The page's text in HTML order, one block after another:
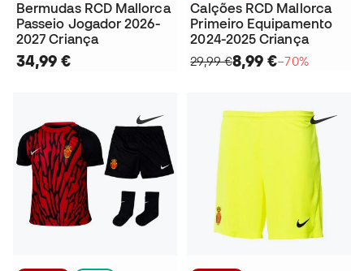
Bermudas RCD Mallorca
Passeio Jogador 2026-
2027 Criança
34,99 €
Calções RCD Mallorca
Primeiro Equipamento
2024-2025 Criança
29,99 €8,99 €−70%